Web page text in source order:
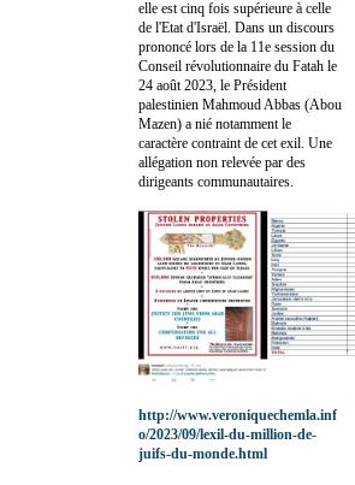
elle est cinq fois supérieure à celle
de l'Etat d'Israël. Dans un discours
prononcé lors de la 11e session du
Conseil révolutionnaire du Fatah le
24 août 2023, le Président
palestinien Mahmoud Abbas (Abou
Mazen) a nié notamment le
caractère contraint de cet exil. Une
allégation non relevée par des
dirigeants communautaires.
http://www.veroniquechemla.inf
o/2023/09/lexil-du-million-de-
juifs-du-monde.html